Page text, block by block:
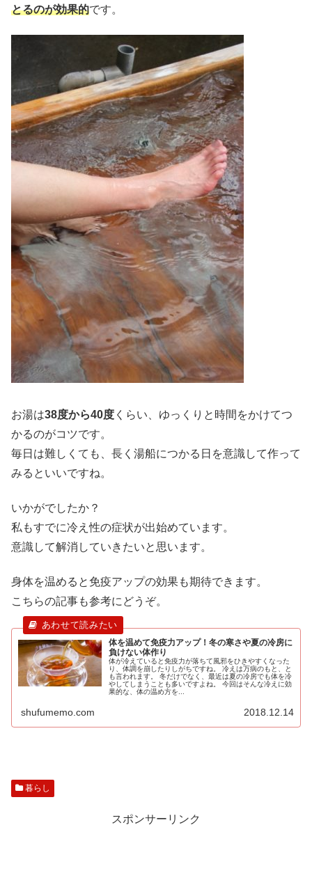
とるのが効果的です。
お湯は38度から40度 くらい、ゆっくりと時間をかけてつ
かるのがコツです。
毎日は難しくても、長く湯船につかる日を意識して作って
みるといいですね。
いかがでしたか？
私もすでに冷え性の症状が出始めています。
意識して解消していきたいと思います。
身体を温めると免疫アップの効果も期待できます。
こちらの記事も参考にどうぞ。
体を温めて免疫力アップ！冬の寒さや夏の冷房に
負けない体作り
体が冷えていると免疫力が落ちて風邪をひきやすくなった
り、体調を崩したりしがちですね。 冷えは万病のもと、と
も言われます。 冬だけでなく、最近は夏の冷房でも体を冷
やしてしまうことも多いですよね。 今回はそんな冷えに効
果的な、体の温め方を...
shufumemo.com 2018.12.14
暮らし
スポンサーリンク